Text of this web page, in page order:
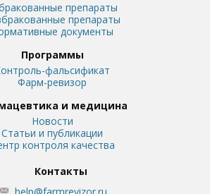
препараты
препараты
документы
Программы
фальсификат
Фарм-ревизор
и медицина
Новости
Статьи и публикации
контроля качества
Контакты